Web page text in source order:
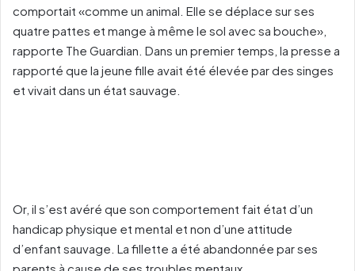
comportait «comme un animal. Elle se déplace sur ses
quatre pattes et mange à même le sol avec sa bouche»,
rapporte The Guardian. Dans un premier temps, la presse a
rapporté que la jeune fille avait été élevée par des singes
et vivait dans un état sauvage.
Or, il s’est avéré que son comportement fait état d’un
handicap physique et mental et non d’une attitude
d’enfant sauvage. La fillette a été abandonnée par ses